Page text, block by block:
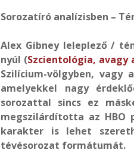
Sorozatíró analízisben –
Alex Gibney leleplező /
nyúl (Szcientológia, avagy
Szilícium-völgyben, vagy
amelyekkel nagy
sorozattal sincs ez
megszilárdította az HBO
karakter is lehet
tévésorozat formátumát.